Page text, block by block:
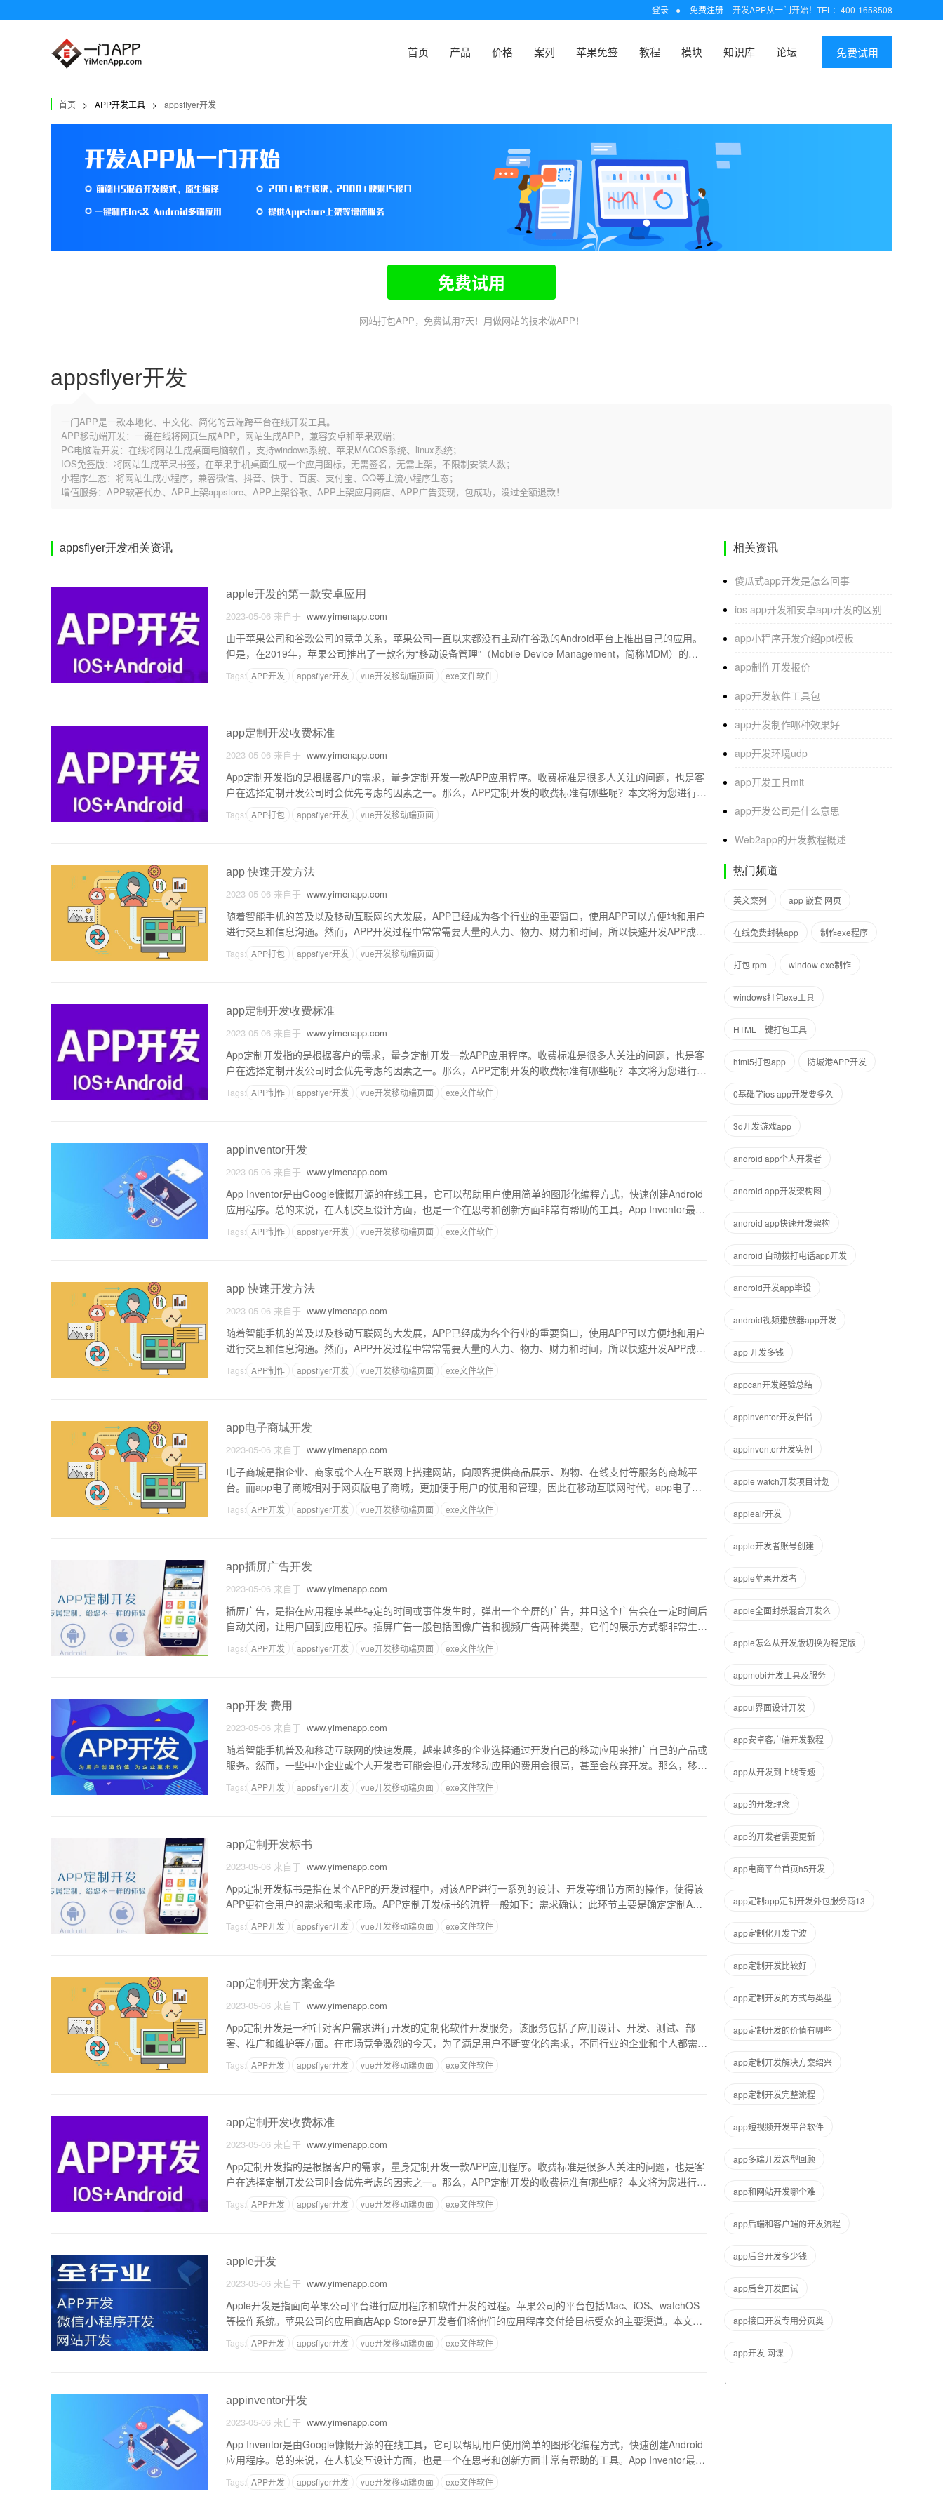
登录 ● 免费注册 开发APP从一门开始！TEL：400-1658508
首页 产品 价格 案列 苹果免签 教程 模块 知识库 论坛 免费试用
首页 > APP开发工具 > appsflyer开发
免费试用
网站打包APP，免费试用7天！用做网站的技术做APP！
appsflyer开发
一门APP是一款本地化、中文化、简化的云端跨平台在线开发工具。
APP移动端开发：一键在线将网页生成APP，网站生成APP，兼容安卓和苹果双端；
PC电脑端开发：在线将网站生成桌面电脑软件，支持windows系统、苹果MACOS系统、linux系统；
IOS免签版：将网站生成苹果书签，在苹果手机桌面生成一个应用图标，无需签名，无需上架，不限制安装人数；
小程序生态：将网站生成小程序，兼容微信、抖音、快手、百度、支付宝、QQ等主流小程序生态；
增值服务：APP软著代办、APP上架appstore、APP上架谷歌、APP上架应用商店、APP广告变现，包成功，没过全额退款！
appsflyer开发相关资讯
apple开发的第一款安卓应用
2023-05-06 来自于 www.yimenapp.com
由于苹果公司和谷歌公司的竞争关系，苹果公司一直以来都没有主动在谷歌的Android平台上推出自己的应用。
但是，在2019年，苹果公司推出了一款名为“移动设备管理”（Mobile Device Management，简称MDM）的安
卓应用。MDM是一种管理移
Tags: APP开发 appsflyer开发 vue开发移动端页面 exe文件软件
app定制开发收费标准
2023-05-06 来自于 www.yimenapp.com
App定制开发指的是根据客户的需求，量身定制开发一款APP应用程序。收费标准是很多人关注的问题，也是客
户在选择定制开发公司时会优先考虑的因素之一。那么，APP定制开发的收费标准有哪些呢？本文将为您进行详
细介绍。一、APP定制开发的收费构成1.人工成本APP
Tags: APP打包 appsflyer开发 vue开发移动端页面
app 快速开发方法
2023-05-06 来自于 www.yimenapp.com
随着智能手机的普及以及移动互联网的大发展，APP已经成为各个行业的重要窗口，使用APP可以方便地和用户
进行交互和信息沟通。然而，APP开发过程中常常需要大量的人力、物力、财力和时间，所以快速开发APP成为
了各大企业和开发者必不可少的技巧。下面介绍一些APP
Tags: APP打包 appsflyer开发 vue开发移动端页面
app定制开发收费标准
2023-05-06 来自于 www.yimenapp.com
App定制开发指的是根据客户的需求，量身定制开发一款APP应用程序。收费标准是很多人关注的问题，也是客
户在选择定制开发公司时会优先考虑的因素之一。那么，APP定制开发的收费标准有哪些呢？本文将为您进行详
细介绍。一、APP定制开发的收费构成1.人工成本APP
Tags: APP制作 appsflyer开发 vue开发移动端页面 exe文件软件
appinventor开发
2023-05-06 来自于 www.yimenapp.com
App Inventor是由Google慷慨开源的在线工具，它可以帮助用户使用简单的图形化编程方式，快速创建Android
应用程序。总的来说，在人机交互设计方面，也是一个在思考和创新方面非常有帮助的工具。App Inventor最大
的优点是它的易用性，即使
Tags: APP制作 appsflyer开发 vue开发移动端页面 exe文件软件
app 快速开发方法
2023-05-06 来自于 www.yimenapp.com
随着智能手机的普及以及移动互联网的大发展，APP已经成为各个行业的重要窗口，使用APP可以方便地和用户
进行交互和信息沟通。然而，APP开发过程中常常需要大量的人力、物力、财力和时间，所以快速开发APP成为
了各大企业和开发者必不可少的技巧。下面介绍一些APP
Tags: APP制作 appsflyer开发 vue开发移动端页面 exe文件软件
app电子商城开发
2023-05-06 来自于 www.yimenapp.com
电子商城是指企业、商家或个人在互联网上搭建网站，向顾客提供商品展示、购物、在线支付等服务的商城平
台。而app电子商城相对于网页版电子商城，更加便于用户的使用和管理，因此在移动互联网时代，app电子商
城的开发显得尤为重要。一、app电子商城的优势1.用户便捷
Tags: APP开发 appsflyer开发 vue开发移动端页面 exe文件软件
app插屏广告开发
2023-05-06 来自于 www.yimenapp.com
插屏广告，是指在应用程序某些特定的时间或事件发生时，弹出一个全屏的广告，并且这个广告会在一定时间后
自动关闭，让用户回到应用程序。插屏广告一般包括图像广告和视频广告两种类型，它们的展示方式都非常生动
醒目，能够吸引用户的眼球，从而获得更好的广告效果。下面详细介
Tags: APP开发 appsflyer开发 vue开发移动端页面 exe文件软件
app开发 费用
2023-05-06 来自于 www.yimenapp.com
随着智能手机普及和移动互联网的快速发展，越来越多的企业选择通过开发自己的移动应用来推广自己的产品或
服务。然而，一些中小企业或个人开发者可能会担心开发移动应用的费用会很高，甚至会放弃开发。那么，移动
应用的开发费用究竟是多少呢？首先，我们需要了解，移动应用的开
Tags: APP开发 appsflyer开发 vue开发移动端页面 exe文件软件
app定制开发标书
2023-05-06 来自于 www.yimenapp.com
App定制开发标书是指在某个APP的开发过程中，对该APP进行一系列的设计、开发等细节方面的操作，使得该
APP更符合用户的需求和需求市场。APP定制开发标书的流程一般如下：需求确认：此环节主要是确定定制APP
的各种需求。首先，了解客户的业务、考虑市场规模和
Tags: APP开发 appsflyer开发 vue开发移动端页面 exe文件软件
app定制开发方案金华
2023-05-06 来自于 www.yimenapp.com
App定制开发是一种针对客户需求进行开发的定制化软件开发服务，该服务包括了应用设计、开发、测试、部
署、推广和维护等方面。在市场竞争激烈的今天，为了满足用户不断变化的需求，不同行业的企业和个人都需要
定制专属的App来满足自己的业务需求。 定制开发的基本原理是
Tags: APP开发 appsflyer开发 vue开发移动端页面 exe文件软件
app定制开发收费标准
2023-05-06 来自于 www.yimenapp.com
App定制开发指的是根据客户的需求，量身定制开发一款APP应用程序。收费标准是很多人关注的问题，也是客
户在选择定制开发公司时会优先考虑的因素之一。那么，APP定制开发的收费标准有哪些呢？本文将为您进行详
细介绍。一、APP定制开发的收费构成1.人工成本APP
Tags: APP开发 appsflyer开发 vue开发移动端页面 exe文件软件
apple开发
2023-05-06 来自于 www.yimenapp.com
Apple开发是指面向苹果公司平台进行应用程序和软件开发的过程。苹果公司的平台包括Mac、iOS、watchOS
等操作系统。苹果公司的应用商店App Store是开发者们将他们的应用程序交付给目标受众的主要渠道。本文将
详细介绍Apple开发的原理和基本概念
Tags: APP开发 appsflyer开发 vue开发移动端页面 exe文件软件
appinventor开发
2023-05-06 来自于 www.yimenapp.com
App Inventor是由Google慷慨开源的在线工具，它可以帮助用户使用简单的图形化编程方式，快速创建Android
应用程序。总的来说，在人机交互设计方面，也是一个在思考和创新方面非常有帮助的工具。App Inventor最大
的优点是它的易用性，即使
Tags: APP开发 appsflyer开发 vue开发移动端页面 exe文件软件
相关资讯
傻瓜式app开发是怎么回事
ios app开发和安卓app开发的区别
app小程序开发介绍ppt模板
app制作开发报价
app开发软件工具包
app开发制作哪种效果好
app开发环境udp
app开发工具mit
app开发公司是什么意思
Web2app的开发教程概述
热门频道
英文案列 app 嵌套 网页
在线免费封装app 制作exe程序
打包 rpm window exe制作
windows打包exe工具
HTML一键打包工具
html5打包app 防城港APP开发
0基础学ios app开发要多久
3d开发游戏app
android app个人开发者
android app开发架构图
android app快速开发架构
android 自动拨打电话app开发
android开发app毕设
android视频播放器app开发
app 开发多钱
appcan开发经验总结
appinventor开发伴侣
appinventor开发实例
apple watch开发项目计划
appleair开发
apple开发者账号创建
apple苹果开发者
apple全面封杀混合开发么
apple怎么从开发版切换为稳定版
appmobi开发工具及服务
appui界面设计开发
app安卓客户端开发教程
app从开发到上线专题
app的开发理念
app的开发者需要更新
app电商平台首页h5开发
app定制app定制开发外包服务商13
app定制化开发宁波
app定制开发比较好
app定制开发的方式与类型
app定制开发的价值有哪些
app定制开发解决方案绍兴
app定制开发完整流程
app短视频开发平台软件
app多端开发选型回顾
app和网站开发哪个难
app后端和客户端的开发流程
app后台开发多少钱
app后台开发面试
app接口开发专用分页类
app开发 网课